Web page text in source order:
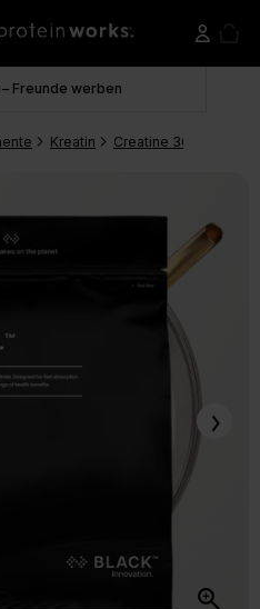
Freunde werben
Kreatin Creatine 360